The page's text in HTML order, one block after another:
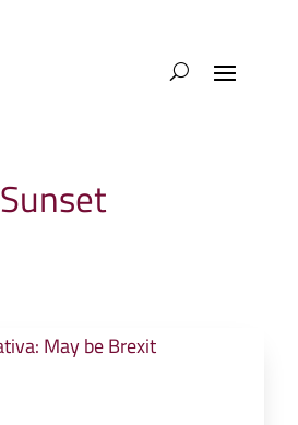
Sunset